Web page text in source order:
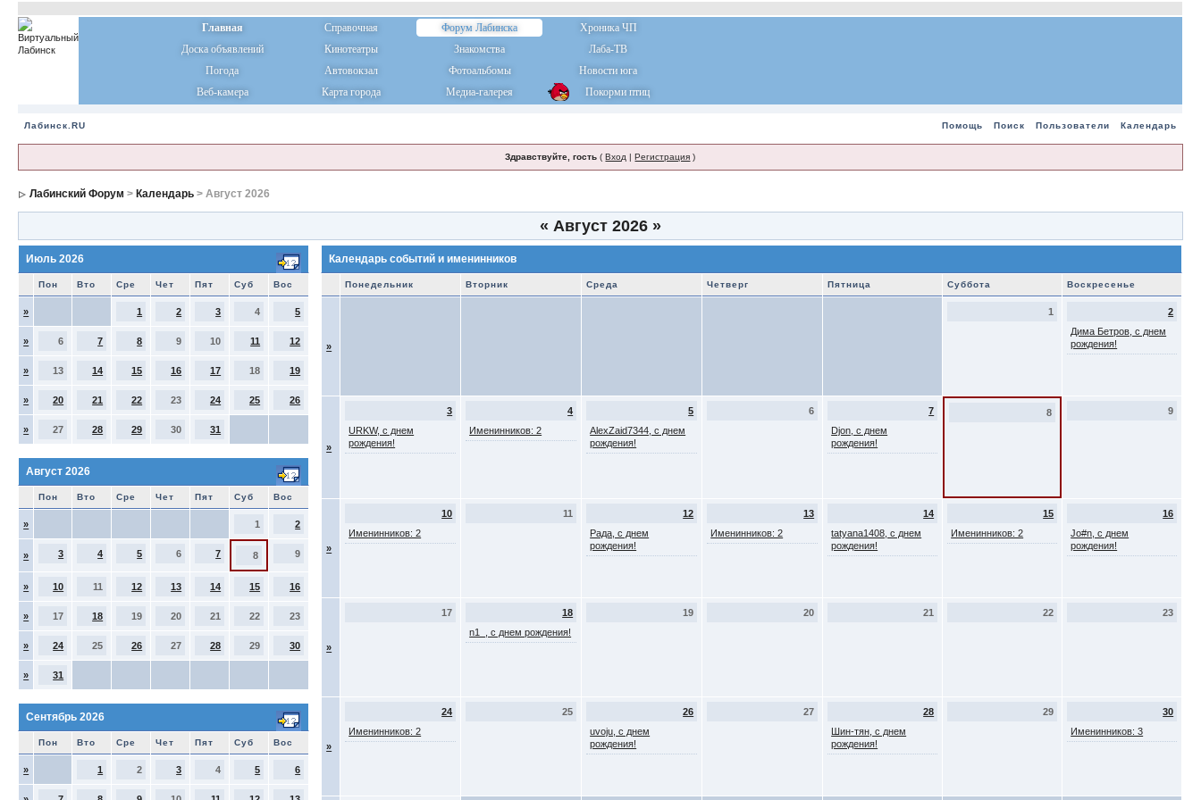
Главная Справочная Форум Лабинска
Хроника ЧП
Доска объявлений
Кинотеатры Знакомства
Лаба-ТВ
Погода
Автовокзал Фотоальбомы
Новости юга
Веб-камера
Карта города Медиа-галерея Покорми птиц
Лабинск.RU Помощь Поиск Пользователи Календарь
Здравствуйте, гость (Вход |Регистрация )
Лабинский Форум > Календарь > Август 2026
« Август 2026 »
Июль 2026
Пон Вто Сре Чет Пят Суб Вос
» 1 2 3 4 5
» 6 7 8 9 10 11 12
» 13 14 15 16 17 18 19
» 20 21 22 23 24 25 26
» 27 28 29 30 31
Август 2026
Пон Вто Сре Чет Пят Суб Вос
» 1 2
» 3 4 5 6 7 8 9
» 10 11 12 13 14 15 16
» 17 18 19 20 21 22 23
» 24 25 26 27 28 29 30
» 31
Сентябрь 2026
Пон Вто Сре Чет Пят Суб Вос
» 1 2 3 4 5 6
Календарь событий и именинников
Понедельник Вторник Среда Четверг Пятница Суббота Воскресенье
»
1
2
Дима Бетров, с днем
рождения!
»
3
URKW, с днем
рождения!
4
Именинников: 2
5
AlexZaid7344, с днем
рождения!
6
7
Djon, с днем
рождения!
8 9
»
10
Именинников: 2
11
12
Рада, с днем
рождения!
13
Именинников: 2
14
tatyana1408, с днем
рождения!
15
Именинников: 2
16
Jo#n, с днем
рождения!
»
17
18
n1_, с днем рождения!
19 20 21 22 23
»
24
Именинников: 2
25
26
uvoju, с днем
рождения!
27
28
Шин-тян, с днем
рождения!
29
30
Именинников: 3